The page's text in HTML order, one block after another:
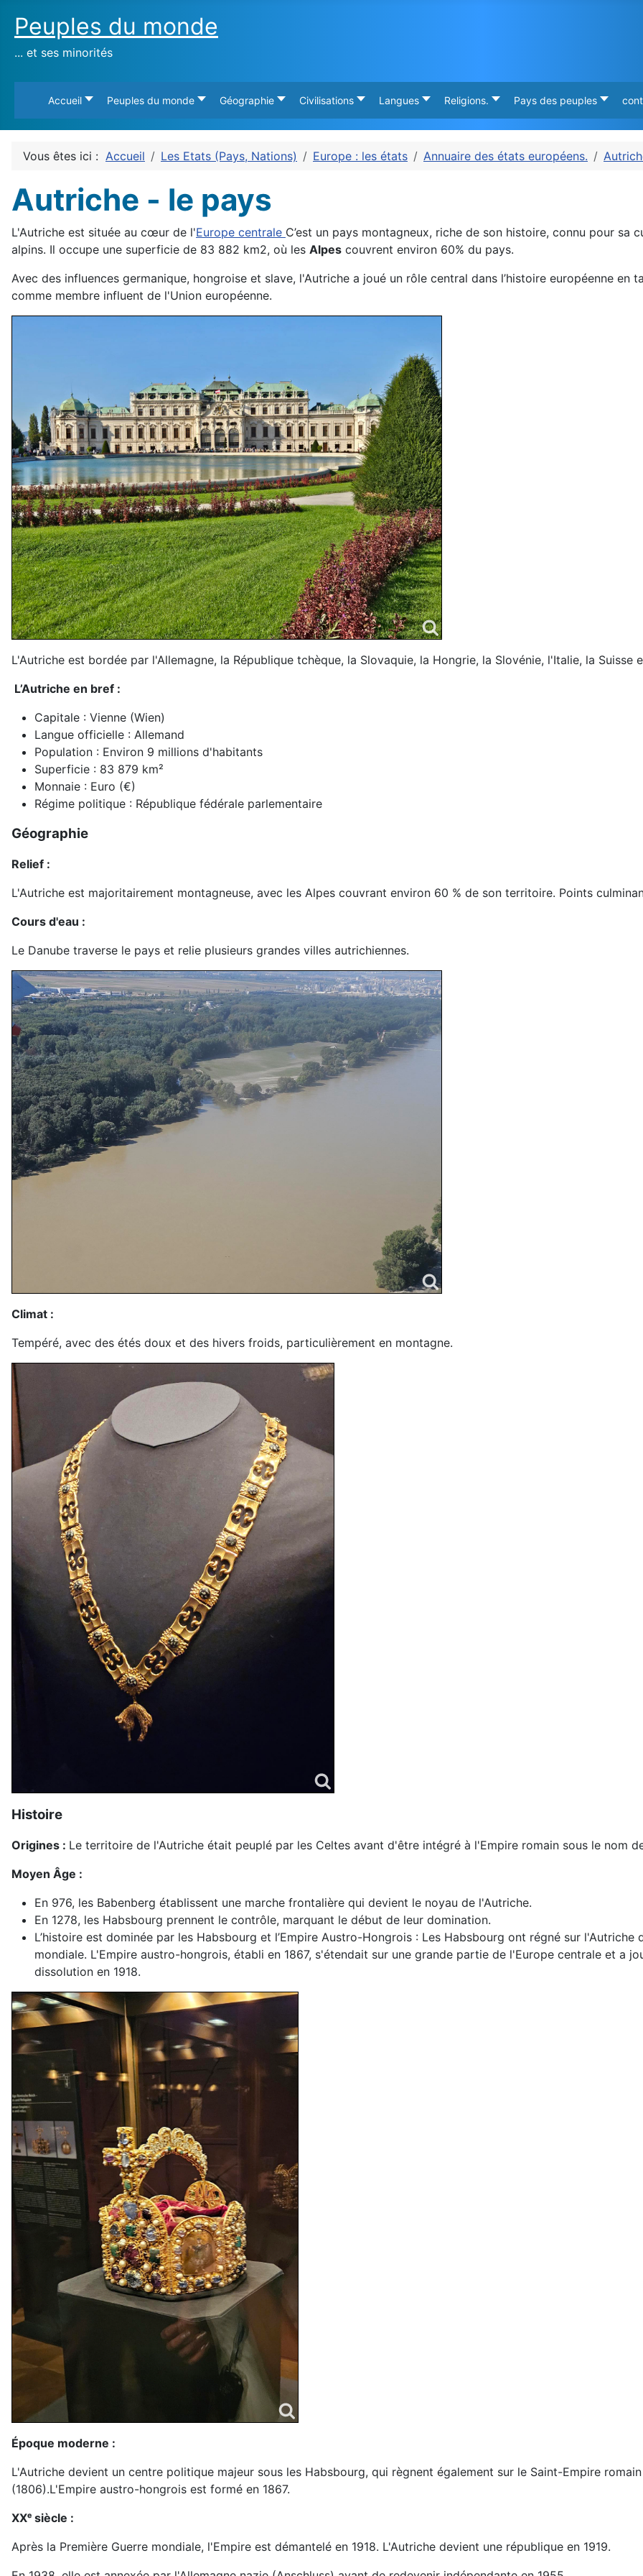
Peuples du monde
... et ses minorités
Accueil Peuples du monde Géographie Civilisations Langues Religions. Pays des peuples
Vous êtes ici : Accueil Les Etats (Pays, Nations) Europe : les états Annuaire des états européens.
Autriche - le pays
L'Autriche est située au cœur de l'Europe centrale C’est un pays montagneux, riche de son histoire, connu pour sa
alpins. Il occupe une superficie de 83 882 km2, où les Alpes couvrent environ 60% du pays.
Avec des influences germanique, hongroise et slave, l'Autriche a joué un rôle central dans l’histoire européenne en
comme membre influent de l'Union européenne.
L'Autriche est bordée par l'Allemagne, la République tchèque, la Slovaquie, la Hongrie, la Slovénie, l'Italie, la Suisse
L’Autriche en bref :
Capitale : Vienne (Wien)
Langue officielle : Allemand
Population : Environ 9 millions d'habitants
Superficie : 83 879 km²
Monnaie : Euro (€)
Régime politique : République fédérale parlementaire
Géographie
Relief :
L'Autriche est majoritairement montagneuse, avec les Alpes couvrant environ 60 % de son territoire. Points
Cours d'eau :
Le Danube traverse le pays et relie plusieurs grandes villes autrichiennes.
Climat :
Tempéré, avec des étés doux et des hivers froids, particulièrement en montagne.
Histoire
Origines : Le territoire de l'Autriche était peuplé par les Celtes avant d'être intégré à l'Empire romain sous le nom
Moyen Âge :
En 976, les Babenberg établissent une marche frontalière qui devient le noyau de l'Autriche.
En 1278, les Habsbourg prennent le contrôle, marquant le début de leur domination.
L’histoire est dominée par les Habsbourg et l’Empire Austro-Hongrois : Les Habsbourg ont régné sur l'Autriche
mondiale. L'Empire austro-hongrois, établi en 1867, s'étendait sur une grande partie de l'Europe centrale et a
dissolution en 1918.
Époque moderne :
L'Autriche devient un centre politique majeur sous les Habsbourg, qui règnent également sur le Saint-Empire romain
(1806).L'Empire austro-hongrois est formé en 1867.
XXᵉ siècle :
Après la Première Guerre mondiale, l'Empire est démantelé en 1918. L'Autriche devient une république en 1919.